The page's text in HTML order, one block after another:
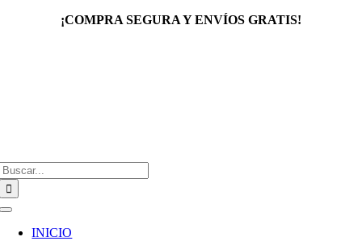
¡COMPRA SEGURA Y ENVÍOS GRATIS!
Toggle
Navigation
INICIO